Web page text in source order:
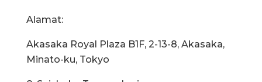
Alamat:
Akasaka Royal Plaza B1F, 2-13-8, Akasaka,
Minato-ku, Tokyo